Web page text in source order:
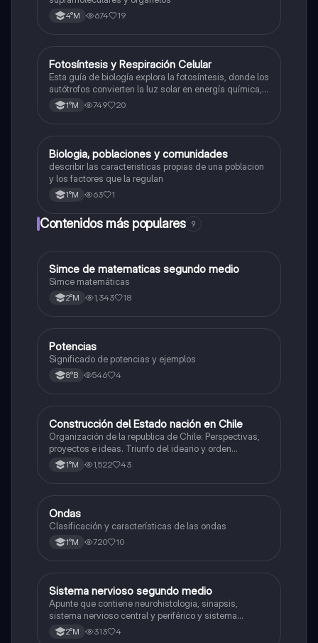
4°M 674 19
Biología
Fotosíntesis y Respiración Celular
Esta guía de biología explora la fotosíntesis, donde los
autótrofos convierten la luz solar en energía química, y
la respiración celular, un proceso vital para el flujo de
energía en los ecosistemas.
1°M 749 20
Biología
Biologia, poblaciones y comunidades
describir las caracteristicas propias de una poblacion
y los factores que la regulan
1°M 63 1
Contenidos más populares 9
Matemáticas
Simce de matematicas segundo medio
Simce matemáticas
2°M 1,343 18
Matemáticas
Potencias
Significado de potencias y ejemplos
8°B 546 4
Historia
Construcción del Estado nación en Chile
Organización de la republica de Chile: Perspectivas,
proyectos e ideas. Triunfo del ideario y orden
conservador. Constitución de 1833. "Era Portaliana"
1°M 1,522 43
Física
Ondas
Clasificación y características de las ondas
1°M 720 10
Biología
Sistema nervioso segundo medio
Apunte que contiene neurohistologia, sinapsis,
sistema nervioso central y periférico y sistema
endocrino
2°M 313 4